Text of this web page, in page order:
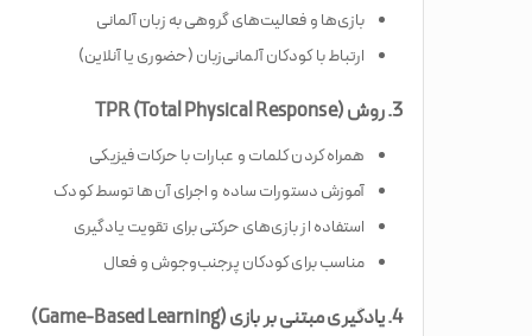
بازی‌ها و فعالیت‌های گروهی به زبان آلمانی
ارتباط با کودکان آلمانی‌زبان (حضوری یا آنلاین)
3. روش TPR (Total Physical Response)
همراه کردن کلمات و عبارات با حرکات فیزیکی
آموزش دستورات ساده و اجرای آن‌ها توسط کودک
استفاده از بازی‌های حرکتی برای تقویت یادگیری
مناسب برای کودکان پرجنب‌وجوش و فعال
4. یادگیری مبتنی بر بازی (Game-Based Learning)